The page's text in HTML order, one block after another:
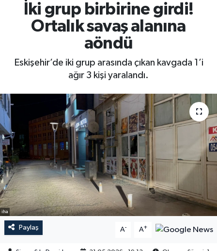
İki grup birbirine girdi!
Ortalık savaş alanına
aöndü
Eskişehir’de iki grup arasında çıkan kavgada 1’i
ağır 3 kişi yaralandı.
iha
Paylaş A- A+